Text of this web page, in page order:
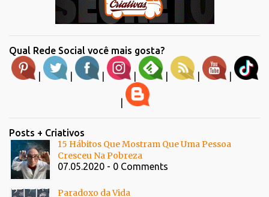
Qual Rede Social você mais gosta?
| | | | | | |
Posts + Criativos
15 Hábitos Que Mostram Que Uma Pessoa
Cresceu Na Pobreza
07.05.2020 - 0 Comments
Paradoxo da Vida